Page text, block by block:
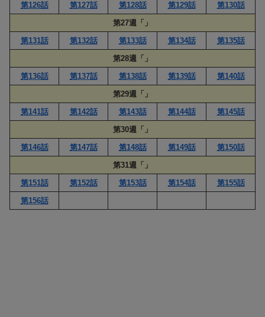
第126話
第127話 第128話 第129話
第130話
第27週「」
第131話
第132話 第133話 第134話
第135話
第28週「」
第136話
第137話 第138話 第139話
第140話
第29週「」
第141話
第142話 第143話 第144話
第145話
第30週「」
第146話
第147話 第148話 第149話
第150話
第31週「」
第151話
第152話 第153話 第154話
第155話
第156話